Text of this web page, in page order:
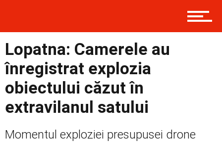
Prima
Politică
Lopatna: Camerele au
înregistrat explozia
obiectului căzut în
extravilanul satului
Momentul exploziei presupusei drone